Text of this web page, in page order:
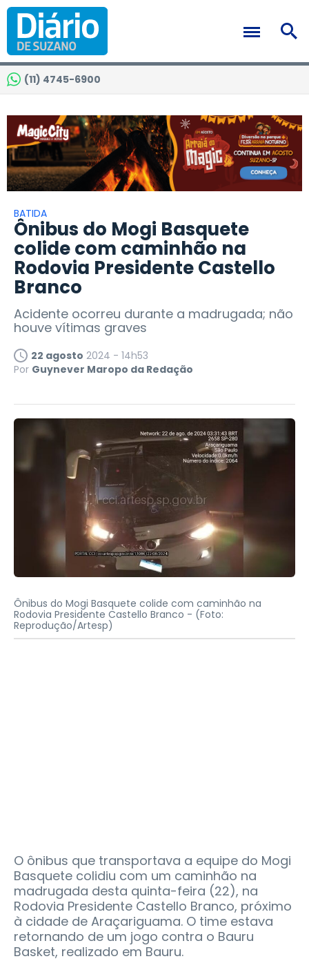
(11) 4745-6900
BATIDA
Ônibus do Mogi Basquete
colide com caminhão na
Rodovia Presidente Castello
Branco
Acidente ocorreu durante a madrugada; não
houve vítimas graves
22 agosto 2024 - 14h53
Por Guynever Maropo da Redação
Ônibus do Mogi Basquete colide com caminhão na
Rodovia Presidente Castello Branco - (Foto:
Reprodução/Artesp)
O ônibus que transportava a equipe do Mogi
Basquete colidiu com um caminhão na
madrugada desta quinta-feira (22), na
Rodovia Presidente Castello Branco, próximo
à cidade de Araçariguama. O time estava
retornando de um jogo contra o Bauru
Basket, realizado em Bauru.